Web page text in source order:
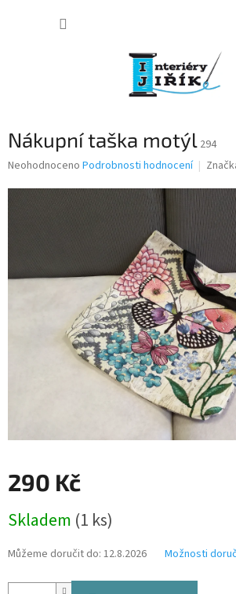
Nákupní taška motýl 294
Průměrné
Neohodnoceno Podrobnosti hodnocení
290 Kč
cena:
Skladem (1 ks)
Můžeme doručit do: 12.8.2026 Možnosti